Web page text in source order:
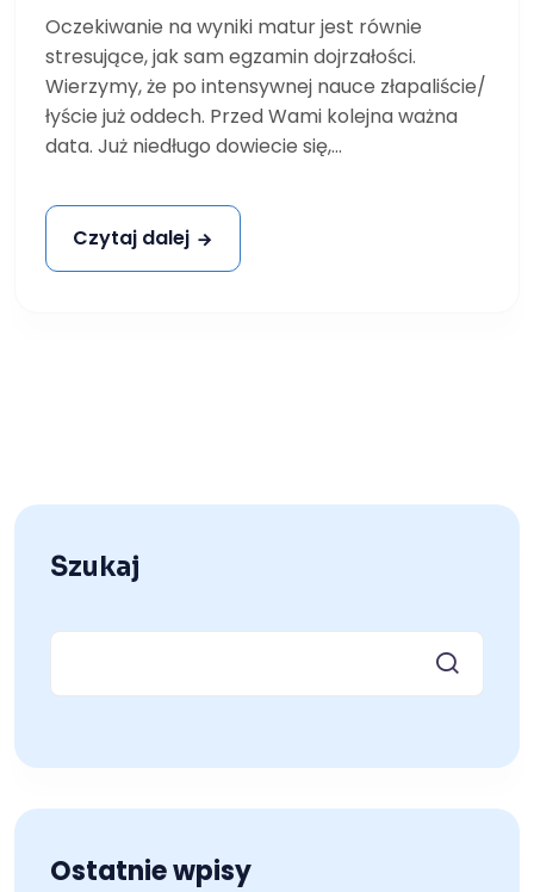
Oczekiwanie na wyniki matur jest równie
stresujące, jak sam egzamin dojrzałości.
Wierzymy, że po intensywnej nauce złapaliście/
łyście już oddech. Przed Wami kolejna ważna
data. Już niedługo dowiecie się,...
Czytaj dalej
Szukaj
Ostatnie wpisy